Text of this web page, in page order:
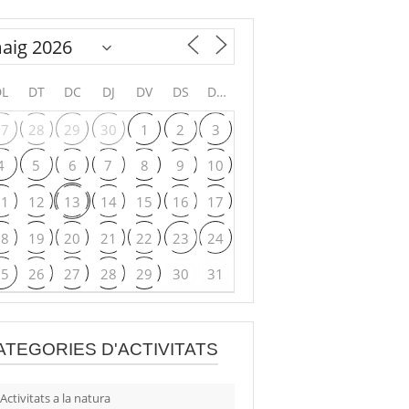
DT DC DJ DV DS DG
28 29 30 1 2
3
5 6 7 8 9
10
12 13 14 15 16
17
19 20 21 22 23
24
26 27 28 29 30 31
D'ACTIVITATS
Activitats a la natura